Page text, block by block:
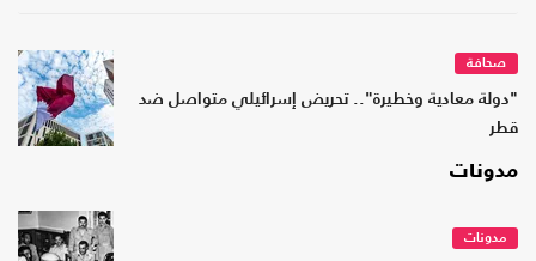
صحافة
"دولة معادية وخطيرة".. تحريض إسرائيلي متواصل ضد
قطر
مدونات
مدونات